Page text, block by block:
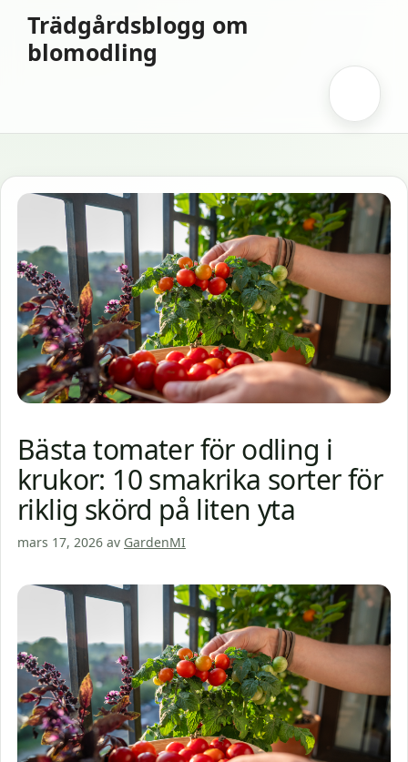
innehåll
Trädgårdsblogg om
blomodling
Bästa tomater för odling i
krukor: 10 smakrika sorter för
riklig skörd på liten yta
mars 17, 2026 av GardenMI